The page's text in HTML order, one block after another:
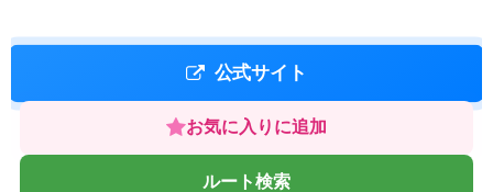
公式サイト
お気に入りに追加
ルート検索